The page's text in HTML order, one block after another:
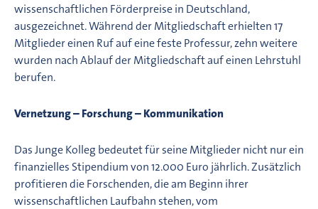
wissenschaftlichen Förderpreise in Deutschland,
ausgezeichnet. Während der Mitgliedschaft erhielten 17
Mitglieder einen Ruf auf eine feste Professur, zehn weitere
wurden nach Ablauf der Mitgliedschaft auf einen Lehrstuhl
berufen.
Vernetzung – Forschung – Kommunikation
Das Junge Kolleg bedeutet für seine Mitglieder nicht nur ein
finanzielles Stipendium von 12.000 Euro jährlich. Zusätzlich
profitieren die Forschenden, die am Beginn ihrer
wissenschaftlichen Laufbahn stehen, vom